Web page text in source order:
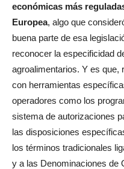
económicas más
Europea, algo que
buena parte de esa
reconocer la especificidad
agroalimentarios. Y es que,
con herramientas
operadores como los
sistema de autorizaciones
las disposiciones
los términos tradicionales
y a las Denominaciones de